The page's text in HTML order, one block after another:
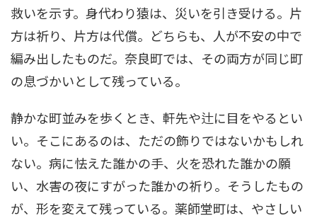
救いを示す。身代わり猿は、災いを引き受ける。片
方は祈り、片方は代償。どちらも、人が不安の中で
編み出したものだ。奈良町では、その両方が同じ町
の息づかいとして残っている。
静かな町並みを歩くとき、軒先や辻に目をやるとい
い。そこにあるのは、ただの飾りではないかもしれ
ない。病に怯えた誰かの手、火を恐れた誰かの願
い、水害の夜にすがった誰かの祈り。そうしたもの
が、形を変えて残っている。薬師堂町は、やさしい